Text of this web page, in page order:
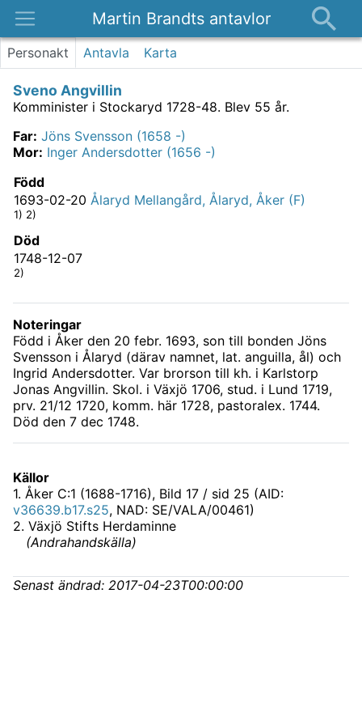
Martin Brandts antavlor
Platser
Om
Kontakt
Personakt Antavla Karta
Sveno Angvillin
Komminister i Stockaryd 1728-48. Blev 55 år.
Far: Jöns Svensson (1658 -)
Mor: Inger Andersdotter (1656 -)
Född
1693-02-20 Ålaryd Mellangård, Ålaryd, Åker (F)
1) 2)
Död
1748-12-07
2)
Noteringar
Född i Åker den 20 febr. 1693, son till bonden Jöns
Svensson i Ålaryd (därav namnet, lat. anguilla, ål) och
Ingrid Andersdotter. Var brorson till kh. i Karlstorp
Jonas Angvillin. Skol. i Växjö 1706, stud. i Lund 1719,
prv. 21/12 1720, komm. här 1728, pastoralex. 1744.
Död den 7 dec 1748.
Källor
1. Åker C:1 (1688-1716), Bild 17 / sid 25 (AID:
v36639.b17.s25, NAD: SE/VALA/00461)
2. Växjö Stifts Herdaminne
(Andrahandskälla)
Senast ändrad: 2017-04-23T00:00:00